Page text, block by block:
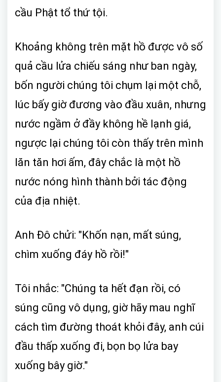
cầu Phật tổ thứ tội.
Khoảng không trên mặt hồ được vô số
quả cầu lửa chiếu sáng như ban ngày,
bốn người chúng tôi chụm lại một chỗ,
lúc bấy giờ đương vào đầu xuân, nhưng
nước ngầm ở đầy không hề lạnh giá,
ngược lại chúng tôi còn thấy trên mình
lăn tăn hơi ấm, đây chắc là một hồ
nước nóng hình thành bởi tác động
của địa nhiệt.
Anh Đô chửi: "Khốn nạn, mất súng,
chìm xuống đáy hồ rồi!"
Tôi nhắc: "Chúng ta hết đạn rồi, có
súng cũng vô dụng, giờ hãy mau nghĩ
cách tìm đường thoát khỏi đây, anh cúi
đầu thấp xuống đi, bọn bọ lửa bay
xuống bây giờ."